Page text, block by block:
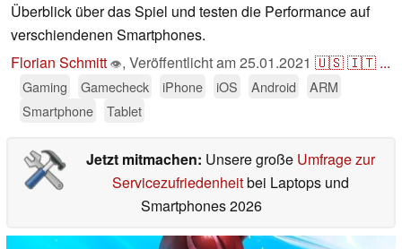
Überblick über das Spiel und testen die Performance auf
verschiendenen Smartphones.
Florian Schmitt 👁, Veröffentlicht am25.01.2021 🇺🇸🇮🇹 ...
Gaming Gamecheck iPhone iOS Android
ARM
Smartphone
Tablet
Jetzt mitmachen: Unsere große Umfrage zur
Servicezufriedenheitbei Laptops und
Smartphones 2026